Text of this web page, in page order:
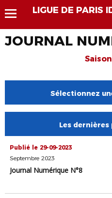
LIGUE DE PARIS
JOURNAL
Sélectionnez
Les
Publié le 29-09-2023
Septembre 2023
Journal Numérique N°8